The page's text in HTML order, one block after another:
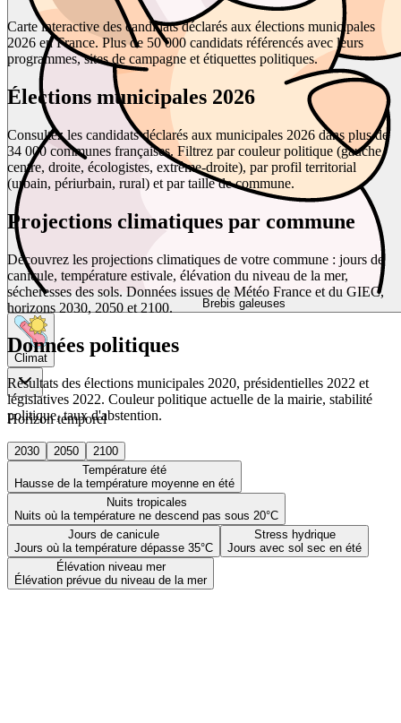
Brebis galeuses
Climat
Horizon temporel
2030 2050
2100
Température été
Hausse de la température moyenne en été
Nuits tropicales
Nuits où la température ne descend pas sous 20°C
Jours de canicule
Jours où la température dépasse 35°C
Stress hydrique
Jours avec sol sec en été
Élévation niveau mer
Élévation prévue du niveau de la mer
Carte interactive des candidats déclarés aux élections municipales
2026 en France. Plus de 50 000 candidats référencés avec leurs
programmes, sites de campagne et étiquettes politiques.
Élections municipales 2026
Consultez les candidats déclarés aux municipales 2026 dans plus de
34 000 communes françaises. Filtrez par couleur politique (gauche,
centre, droite, écologistes, extrême-droite), par profil territorial
(urbain, périurbain, rural) et par taille de commune.
Projections climatiques par commune
Découvrez les projections climatiques de votre commune : jours de
canicule, température estivale, élévation du niveau de la mer,
sécheresses des sols. Données issues de Météo France et du GIEC,
horizons 2030, 2050 et 2100.
Données politiques
Résultats des élections municipales 2020, présidentielles 2022 et
législatives 2022. Couleur politique actuelle de la mairie, stabilité
politique, taux d'abstention.